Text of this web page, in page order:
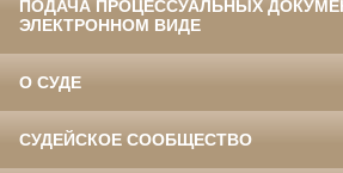
ПОДАЧА ПРОЦЕССУАЛЬНЫХ
ЭЛЕКТРОННОМ ВИДЕ
О СУДЕ
СУДЕЙСКОЕ СООБЩЕСТВО